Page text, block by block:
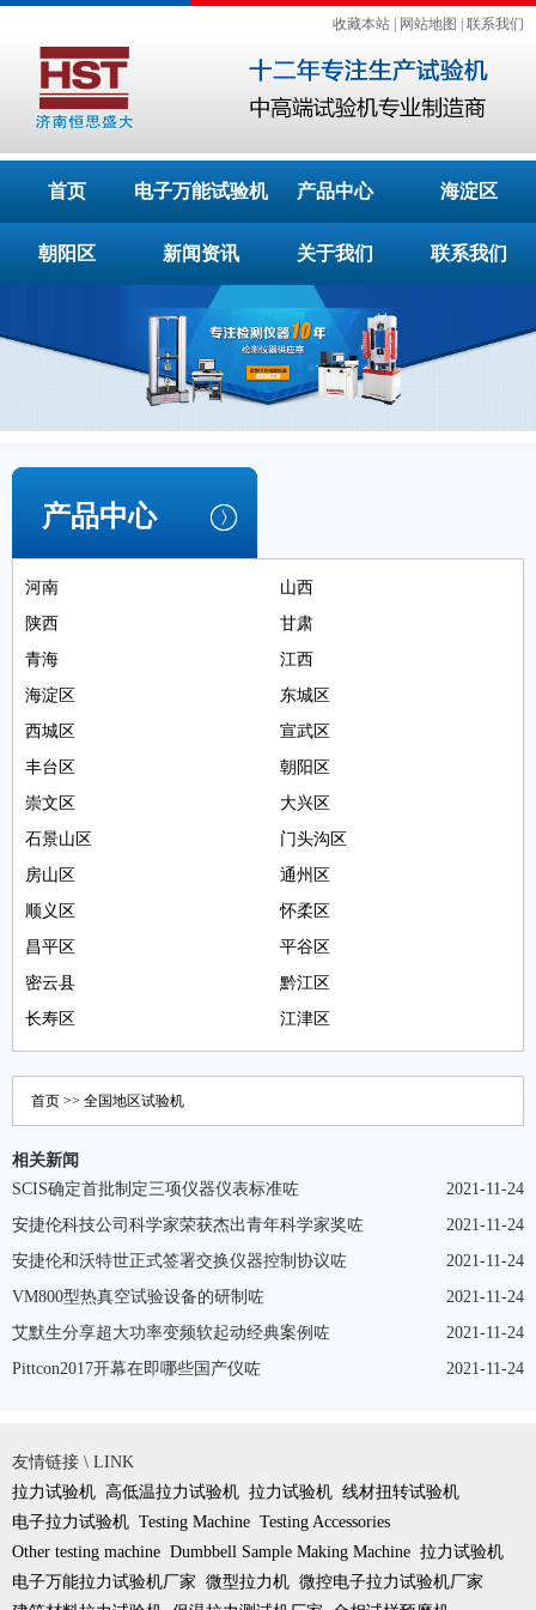
收藏本站 网站地图 联系我们
首页 电子万能试验机 产品中心 海淀区
朝阳区 新闻资讯 关于我们 联系我们
产品中心
河南
山西
陕西
甘肃
青海
江西
海淀区
东城区
西城区
宣武区
丰台区
朝阳区
崇文区
大兴区
石景山区
门头沟区
房山区
通州区
顺义区
怀柔区
昌平区
平谷区
密云县
黔江区
长寿区
江津区
首页 >> 全国地区试验机
相关新闻
2021-11-24
SCIS确定首批制定三项仪器仪表标准咗
2021-11-24
安捷伦科技公司科学家荣获杰出青年科学家奖咗
2021-11-24
安捷伦和沃特世正式签署交换仪器控制协议咗
2021-11-24
VM800型热真空试验设备的研制咗
2021-11-24
艾默生分享超大功率变频软起动经典案例咗
2021-11-24
Pittcon2017开幕在即哪些国产仪咗
友情链接 \ LINK
拉力试验机 高低温拉力试验机 拉力试验机 线材扭转试验机
电子拉力试验机 Testing Machine Testing Accessories
Other testing machine Dumbbell Sample Making Machine 拉力试验机
电子万能拉力试验机厂家 微型拉力机 微控电子拉力试验机厂家